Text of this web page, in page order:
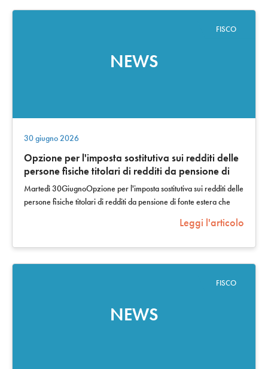
NEWS
FISCO
30 giugno 2026
Opzione per l'imposta sostitutiva sui redditi delle
persone fisiche titolari di redditi da pensione di
fonte estera che trasferiscono la propria
residenza fiscale nel Mezzogiorno: versamento,
Martedì 30GiugnoOpzione per l'imposta sostitutiva sui redditi delle
persone fisiche titolari di redditi da pensione di fonte estera che
Leggi l'articolo
NEWS
FISCO